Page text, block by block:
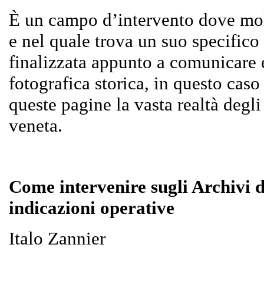
È un campo d’intervento dove
e nel quale trova un suo
finalizzata appunto a
fotografica storica, in questo
queste pagine la vasta realtà
veneta.
Come intervenire sugli Archivi
indicazioni operative
Italo Zannier